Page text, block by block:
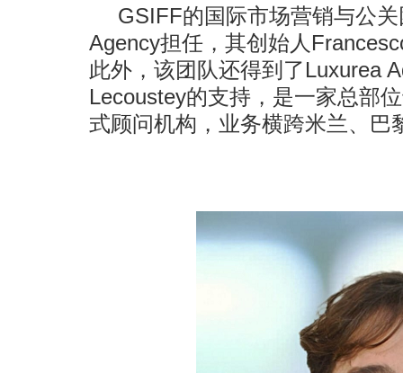
GSIFF的国际市场营销与公
Agency担任，其创始人
此外，该团队还得到了Luxurea
Lecoustey的支持，是一家总部
式顾问机构，业务横跨米兰、巴